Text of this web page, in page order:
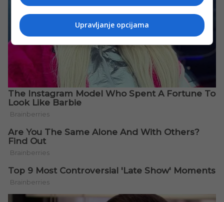
Upravljanje opcijama